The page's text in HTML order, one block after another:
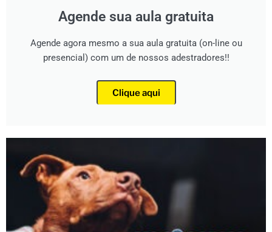
Agende sua aula gratuita
Agende agora mesmo a sua aula gratuita (on-line ou
presencial) com um de nossos adestradores!!
Clique aqui